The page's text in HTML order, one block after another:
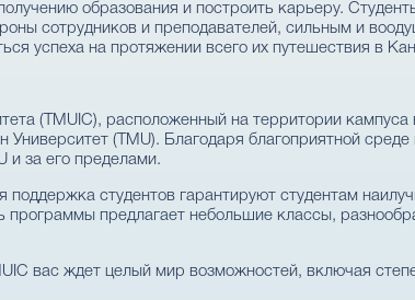
образования и построить карьеру.
сотрудников и преподавателей, сильным и
успеха на протяжении всего их путешествия в
(TMUIC), расположенный на территории кампуса
(TMU). Благодаря благоприятной
и за его пределами.
студентов гарантируют студентам
предлагает небольшие классы,
вас ждет целый мир возможностей, включая